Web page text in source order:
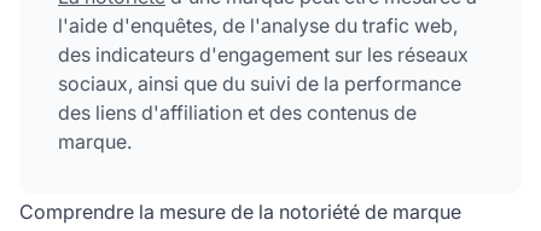
l'aide d'enquêtes, de l'analyse du trafic web,
des indicateurs d'engagement sur les réseaux
sociaux, ainsi que du suivi de la performance
des liens d'affiliation et des contenus de
marque.
Comprendre la mesure de la notoriété de marque